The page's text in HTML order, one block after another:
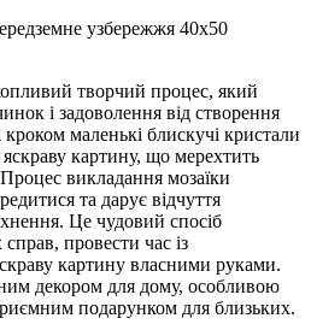
узбережжя 40х50
творчий процес, який
і задоволення від створення
маленькі блискучі кристали
картину, що мерехтить
викладання мозаїки
та дарує відчуття
Це чудовий спосіб
провести час із
картину власними руками.
декором для дому, особливою
подарунком для близьких.